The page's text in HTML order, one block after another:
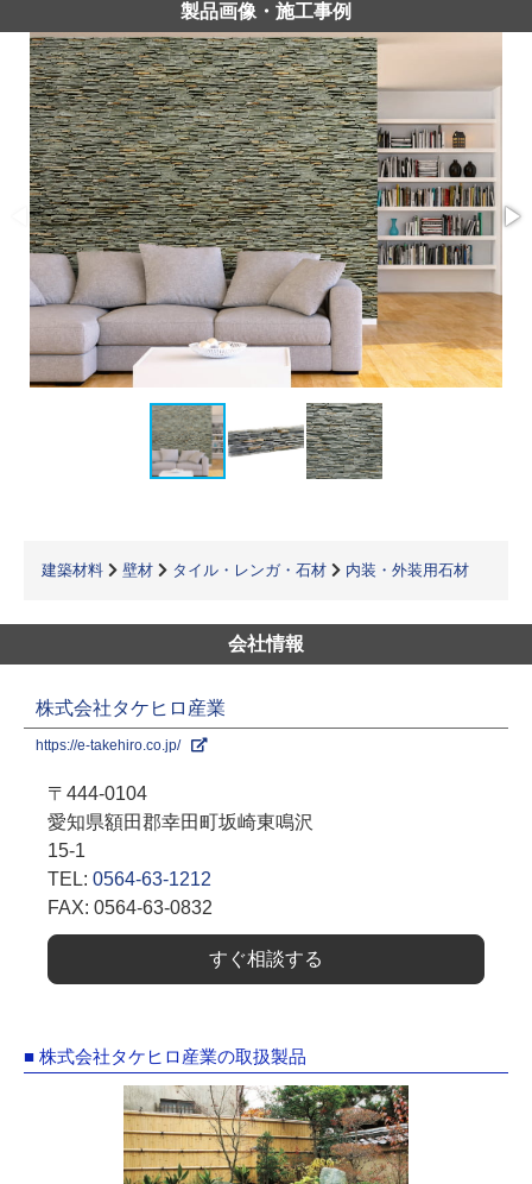
製品画像・施工事例
建築材料 壁材 タイル・レンガ・石材 内装・外装用石材
会社情報
株式会社タケヒロ産業
https://e-takehiro.co.jp/
〒444-0104
愛知県額田郡幸田町坂崎東鳴沢
15-1
TEL: 0564-63-1212
FAX: 0564-63-0832
すぐ相談する
■ 株式会社タケヒロ産業の取扱製品